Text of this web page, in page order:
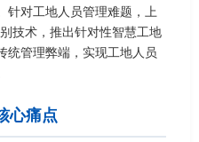
针对工地人员管理难题，上
技术，推出针对性智慧工地
统管理弊端，实现工地人员
心痛点